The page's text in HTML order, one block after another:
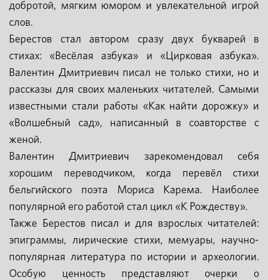
добротой, мягким юмором и увлекательной игрой
слов.
Берестов стал автором сразу двух букварей в
стихах: «Весёлая азбука» и «Цирковая азбука».
Валентин Дмитриевич писал не только стихи, но и
рассказы для своих маленьких читателей. Самыми
известными стали работы «Как найти дорожку» и
«Волшебный сад», написанный в соавторстве с
женой.
Валентин Дмитриевич зарекомендовал себя
хорошим переводчиком, когда перевёл стихи
бельгийского поэта Мориса Карема. Наиболее
популярной его работой стал цикл «К Рождеству».
Также Берестов писал и для взрослых читателей:
эпиграммы, лирические стихи, мемуары, научно-
популярная литература по истории и археологии.
Особую ценность представляют очерки о